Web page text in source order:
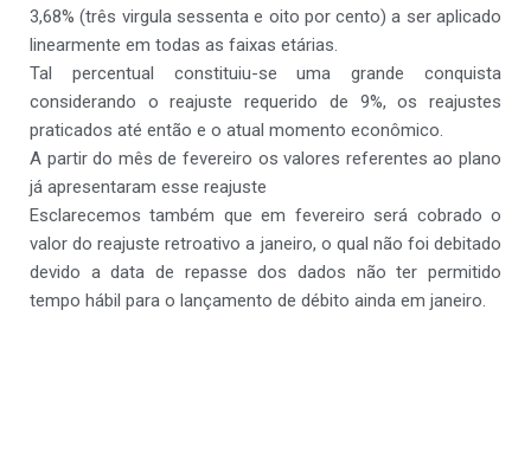
3,68% (três virgula sessenta e oito por cento) a ser aplicado
linearmente em todas as faixas etárias.
Tal percentual constituiu-se uma grande conquista
considerando o reajuste requerido de 9%, os reajustes
praticados até então e o atual momento econômico.
A partir do mês de fevereiro os valores referentes ao plano
já apresentaram esse reajuste
Esclarecemos também que em fevereiro será cobrado o
valor do reajuste retroativo a janeiro, o qual não foi debitado
devido a data de repasse dos dados não ter permitido
tempo hábil para o lançamento de débito ainda em janeiro.